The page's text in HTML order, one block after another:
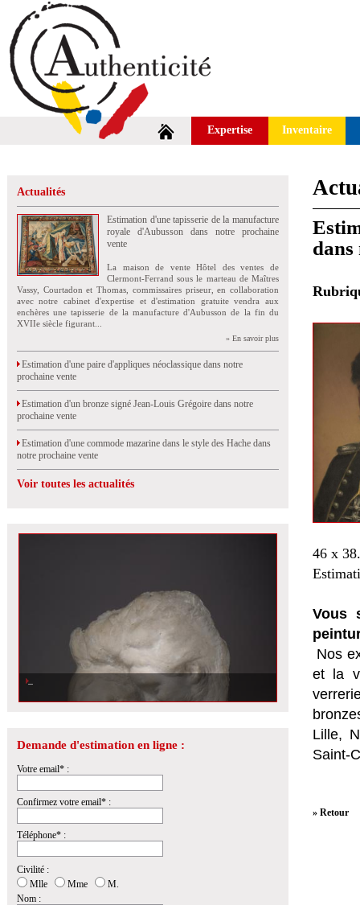
Expertise Inventaire
Actualités
Estimation d'une tapisserie de la manufacture
royale d'Aubusson dans notre prochaine
vente
La maison de vente Hôtel des ventes de
Clermont-Ferrand sous le marteau de Maîtres
Vassy, Courtadon et Thomas, commissaires priseur, en collaboration
avec notre cabinet d'expertise et d'estimation gratuite vendra aux
enchères une tapisserie de la manufacture d'Aubusson de la fin du
XVIIe siècle figurant...
» En savoir plus
Estimation d'une paire d'appliques néoclassique dans notre
prochaine vente
Estimation d'un bronze signé Jean-Louis Grégoire dans notre
prochaine vente
Estimation d'une commode mazarine dans le style des Hache dans
notre prochaine vente
Voir toutes les actualités
Demande d'estimation en ligne :
Votre email* :
Confirmez votre email* :
Téléphone* :
Civilité :
Mlle
Mme
M.
Nom :
dans
46 x 38.
Vous
Nos
et la
Lille,
Saint-
» Retour